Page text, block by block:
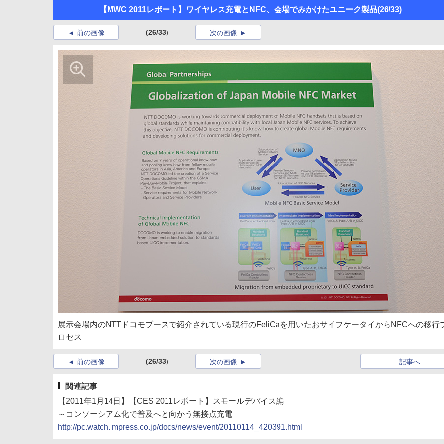
【MWC 2011レポート】ワイヤレス充電とNFC、会場でみかけたユニーク製品(26/33)
前の画像 (26/33) 次の画像
展示会場内のNTTドコモブースで紹介されている現行のFeliCaを用いたおサイフケータイからNFCへの移行
ロセス
前の画像 (26/33) 記事へ
次の画像
関連記事
【2011年1月14日】【CES 2011レポート】スモールデバイス編
～コンソーシアム化で普及へと向かう無接点充電
http://pc.watch.impress.co.jp/docs/news/event/20110114_420391.html